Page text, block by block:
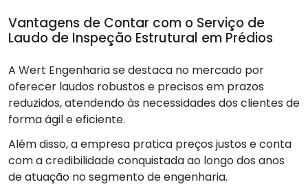
Vantagens de Contar com o Serviço de
Laudo de Inspeção Estrutural em Prédios
A Wert Engenharia se destaca no mercado por
oferecer laudos robustos e precisos em prazos
reduzidos, atendendo às necessidades dos clientes de
forma ágil e eficiente.
Além disso, a empresa pratica preços justos e conta
com a credibilidade conquistada ao longo dos anos
de atuação no segmento de engenharia.